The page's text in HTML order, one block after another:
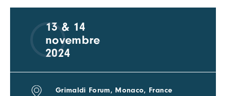
13 & 14
novembre
2024
Grimaldi Forum, Monaco, France